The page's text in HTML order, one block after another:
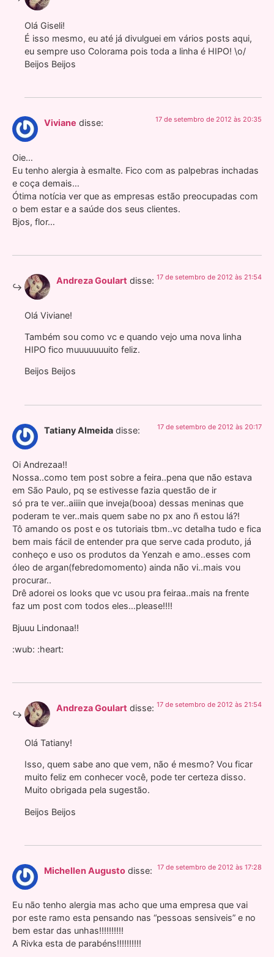
Olá Giseli!
É isso mesmo, eu até já divulguei em vários posts aqui,
eu sempre uso Colorama pois toda a linha é HIPO! \o/
Beijos Beijos
Viviane disse: 17 de setembro de 2012 às 20:35
Oie…
Eu tenho alergia à esmalte. Fico com as palpebras inchadas
e coça demais…
Ótima notícia ver que as empresas estão preocupadas com
o bem estar e a saúde dos seus clientes.
Bjos, flor…
Andreza Goulart disse: 17 de setembro de 2012 às 21:54
Olá Viviane!
Também sou como vc e quando vejo uma nova linha
HIPO fico muuuuuuuito feliz.
Beijos Beijos
Tatiany Almeida disse: 17 de setembro de 2012 às 20:17
Oi Andrezaa!!
Nossa..como tem post sobre a feira..pena que não estava
em São Paulo, pq se estivesse fazia questão de ir
só pra te ver..aiiiin que inveja(booa) dessas meninas que
poderam te ver..mais quem sabe no px ano ñ estou lá?!
Tô amando os post e os tutoriais tbm..vc detalha tudo e fica
bem mais fácil de entender pra que serve cada produto, já
conheço e uso os produtos da Yenzah e amo..esses com
óleo de argan(febredomomento) ainda não vi..mais vou
procurar..
Drê adorei os looks que vc usou pra feiraa..mais na frente
faz um post com todos eles…please!!!!
Bjuuu Lindonaa!!
:wub: :heart:
Andreza Goulart disse: 17 de setembro de 2012 às 21:54
Olá Tatiany!
Isso, quem sabe ano que vem, não é mesmo? Vou ficar
muito feliz em conhecer você, pode ter certeza disso.
Muito obrigada pela sugestão.
Beijos Beijos
Michellen Augusto disse: 17 de setembro de 2012 às 17:28
Eu não tenho alergia mas acho que uma empresa que vai
por este ramo esta pensando nas “pessoas sensiveis” e no
bem estar das unhas!!!!!!!!!!
A Rivka esta de parabéns!!!!!!!!!!